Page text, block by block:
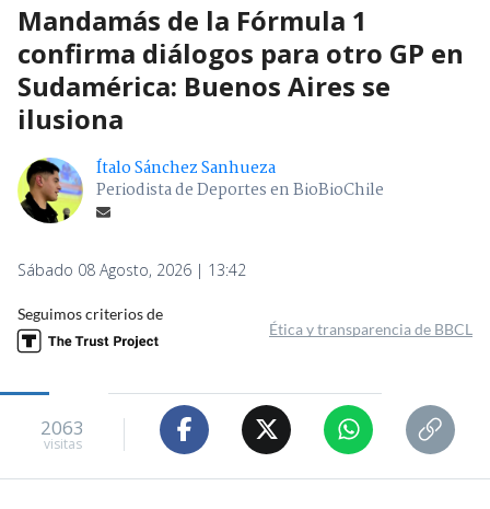
Mandamás de la Fórmula 1
confirma diálogos para otro GP en
Sudamérica: Buenos Aires se
ilusiona
Ítalo Sánchez Sanhueza
Periodista de Deportes en BioBioChile
Sábado 08 Agosto, 2026 | 13:42
Seguimos criterios de
Ética y transparencia de BBCL
2063
visitas